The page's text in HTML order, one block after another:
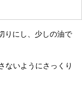
りにし、少しの油で
ないようにさっくり